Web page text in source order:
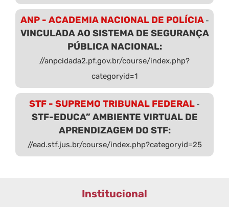
ANP - ACADEMIA NACIONAL DE POLÍCIA-
VINCULADA AO SISTEMA DE SEGURANÇA
PÚBLICA NACIONAL:
//anpcidada2.pf.gov.br/course/index.php?
categoryid=1
STF - SUPREMO TRIBUNAL FEDERAL -
STF-EDUCA” AMBIENTE VIRTUAL DE
APRENDIZAGEM DO STF:
//ead.stf.jus.br/course/index.php?categoryid=25
Institucional